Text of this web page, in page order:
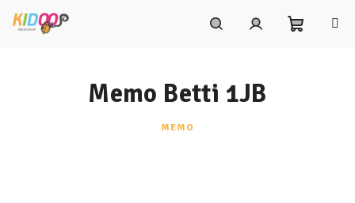
Memo Betti 1JB
MEMO